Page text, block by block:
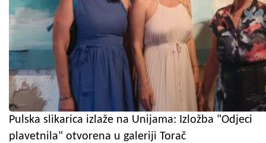
Pulska slikarica izlaže na Unijama: Izložba "Odjeci
plavetnila" otvorena u galeriji Torač